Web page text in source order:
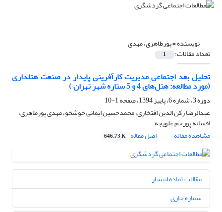
نویسنده =پورطاهری، مهدی
تعداد مقالات: 1
تحلیل بعد اجتماعی مدیریت کارآفرینی پایدار در صنعت هتلداری
(مورد مطالعه: هتل‌های 4 و 5 ستاره شهر تهران )
دوره 3، شماره 6، پاییز 1394، صفحه
1-10
عبدالرضا رکن الدین افتخاری، محمدحسین ایمانی خوشخو، مهدی پورطاهری،
افسانه پورجم علویجه
مشاهده مقاله
اصل مقاله 646.73 K
مقالات آماده انتشار
شماره جاری